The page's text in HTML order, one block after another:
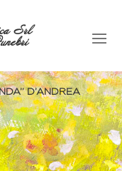
Srl
D’ANDREA